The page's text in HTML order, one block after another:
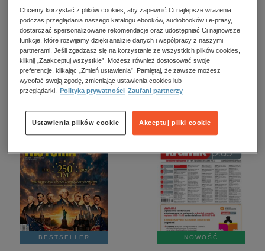
Historia – e-wydanie –
4/2026
12,50 zł
Najniższa cena z
ostatnich 30 dni:
12,50 złKup teraz
wydanie – 8/2026
10,90 zł
Najniższa cena z
ostatnich 30 dni:
10,90 złKup teraz
BESTSELLER NOWOŚĆ
Chcemy korzystać z plików cookies, aby zapewnić Ci najlepsze wrażenia
podczas przeglądania naszego katalogu ebooków, audiobooków i e-prasy,
dostarczać spersonalizowane rekomendacje oraz udostępniać Ci najnowsze
funkcje, które rozwijamy dzięki analizie danych i współpracy z naszymi
partnerami. Jeśli zgadzasz się na korzystanie ze wszystkich plików cookies,
kliknij „Zaakceptuj wszystkie”. Możesz również dostosować swoje
preferencje, klikając „Zmień ustawienia”. Pamiętaj, że zawsze możesz
wycofać swoją zgodę, zmieniając ustawienia cookies lub
przeglądarki.
Polityka prywatności Zaufani partnerzy
Akceptuj pliki cookie
Ustawienia plików cookie